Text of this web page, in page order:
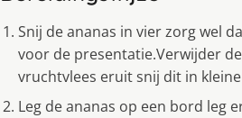
Snij de ananas in vier zorg wel
voor de presentatie.Verwijder
vruchtvlees eruit snij dit in
Leg de ananas op een bord leg